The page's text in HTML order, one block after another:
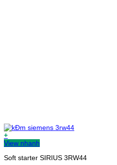
+
View nhanh
Soft starter SIRIUS 3RW44